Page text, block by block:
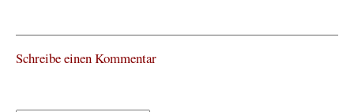
Schreibe einen Kommentar